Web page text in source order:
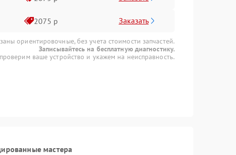
2075 р Заказать
ориентировочные, без учета стоимости запчастей.
Записывайтесь на бесплатную диагностику.
ваше устройство и укажем на неисправность.
мастера